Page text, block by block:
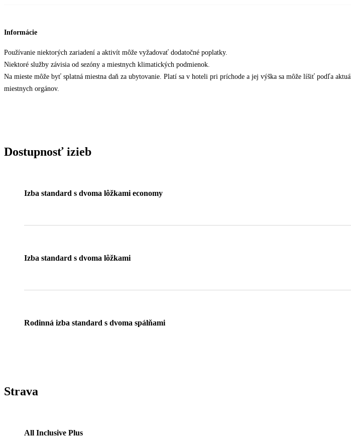
Informácie
Používanie niektorých zariadení a aktivít môže vyžadovať dodatočné poplatky.
Niektoré služby závisia od sezóny a miestnych klimatických podmienok.
Na mieste môže byť splatná miestna daň za ubytovanie. Platí sa v hoteli pri príchode a jej výška sa môže líšiť podľa
miestnych orgánov.
Dostupnosť izieb
Izba standard s dvoma lôžkami economy
Izba standard s dvoma lôžkami
Rodinná izba standard s dvoma spálňami
Strava
All Inclusive Plus